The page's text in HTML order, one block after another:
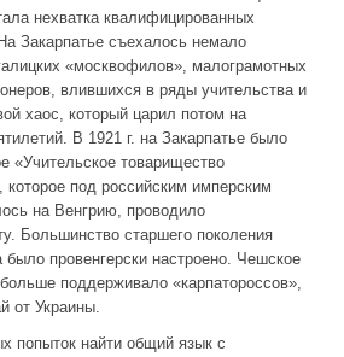
нехватка квалифицированных
Закарпатье съехалось немало
«москвофилов», малограмотных
влившихся в ряды учительства и
хаос, который царил потом на
В 1921 г. на Закарпатье было
«Учительское товарищество
которое под российским имперским
на Венгрию, проводило
Большинство старшего поколения
было провенгерски настроено. Чешское
поддерживало «карпатороссов»,
от Украины.
попыток найти общий язык с